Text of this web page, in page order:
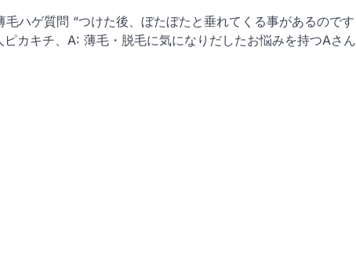
ハゲ質問 “つけた後、ぼたぼたと垂れてくる事があるのです
カキチ、A: 薄毛・脱毛に気になりだしたお悩みを持つAさん